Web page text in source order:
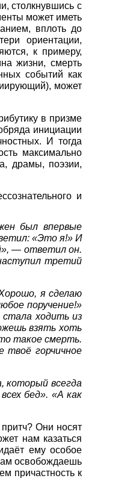
столкнувшись с
может иметь
вплоть до
ориентации,
к примеру,
жизни, смерть
событий как
может
в призме
инициации
И тогда
максимально
драмы, поэзии,
и
был впервые
«Это я!» И
— ответил он.
третий
я сделаю
поручение!»
ходить из
взять хоть
такое смерть.
твоё горчичное
который всегда
бед». «А как
Они носят
нам казаться
ему особое
освобождаешь
причастность к